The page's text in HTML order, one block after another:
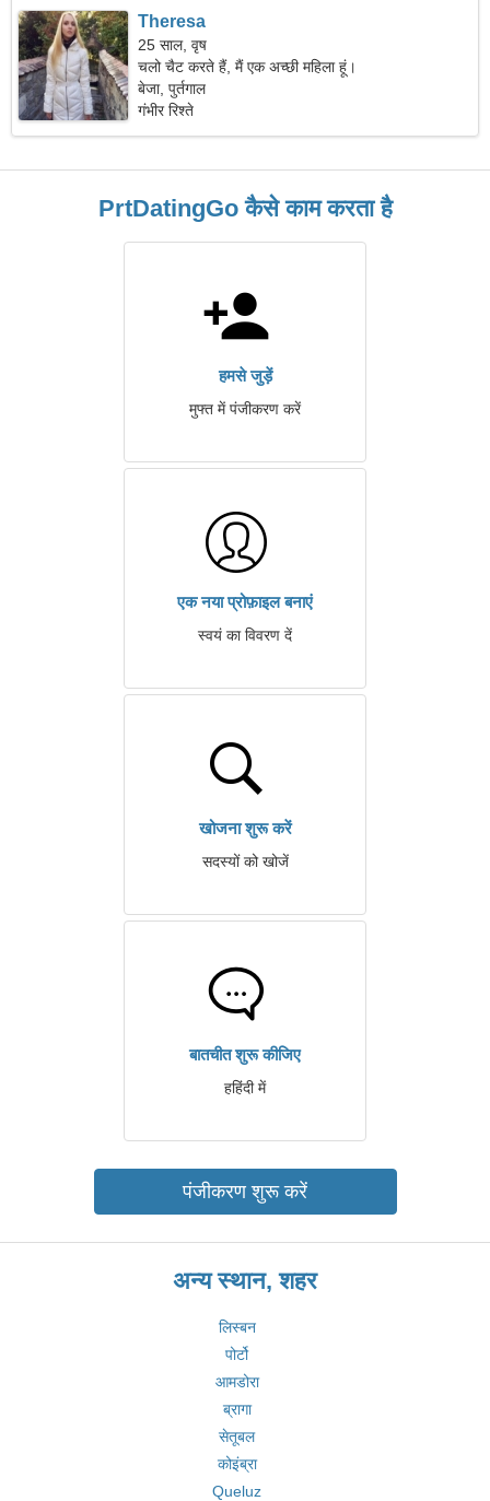
Theresa
25 साल, वृष
चलो चैट करते हैं, मैं एक अच्छी महिला हूं।
बेजा, पुर्तगाल
गंभीर रिश्ते
PrtDatingGo कैसे काम करता है
हमसे जुड़ें
मुफ्त में पंजीकरण करें
एक नया प्रोफ़ाइल बनाएं
स्वयं का विवरण दें
खोजना शुरू करें
सदस्यों को खोजें
बातचीत शुरू कीजिए
हहिंदी में
पंजीकरण शुरू करें
अन्य स्थान, शहर
लिस्बन
पोर्टो
आमडोरा
ब्रागा
सेतूबल
कोइंब्रा
Queluz